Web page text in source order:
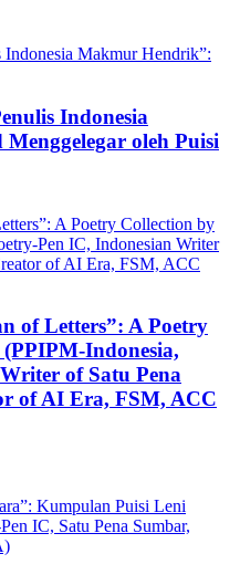
Indonesia
oleh Puisi
of Letters”: A Poetry
Indonesia,
of Satu Pena
of AI Era, FSM, ACC